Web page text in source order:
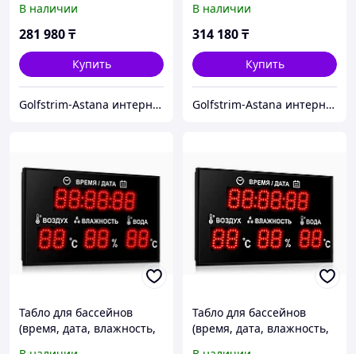
воздуха) 650*350
В наличии
281 980₸
Купить
Golfstrim-Astana интернет-магазин: бассейны, сауны, бани, фитобочки, купели, системы обогрева
воздуха) 700*400
В наличии
314 180₸
Купить
Golfstrim-Astana интернет-магазин: бассейны, сауны, бани, фитобочки, купели, системы обогрева
Табло для бассейнов
(время, дата, влажность,
Табло для бассейнов
(время, дата, влажность,